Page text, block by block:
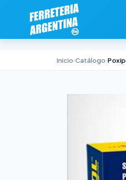
Inicio›Catálogo›